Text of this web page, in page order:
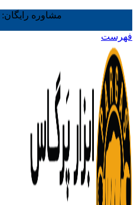
مشاوره رایگان:
فهرست